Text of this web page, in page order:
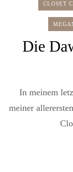
CLOSET
Die
In meinem
meiner